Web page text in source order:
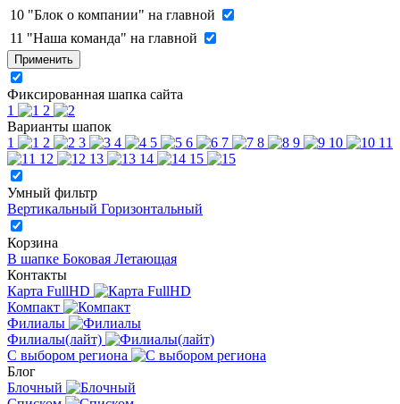
10 "Блок о компании" на главной
11 "Наша команда" на главной
Применить
Фиксированная шапка сайта
1
2
Варианты шапок
1
2 3 4 5 6 7 8 9 10
11
12
13 14 15
Умный фильтр
Вертикальный Горизонтальный
Корзина
В шапке Боковая Летающая
Контакты
Карта FullHD
Компакт
Филиалы
Филиалы(лайт)
С выбором региона
Блог
Блочный